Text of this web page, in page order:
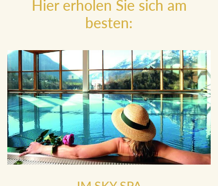
besten: